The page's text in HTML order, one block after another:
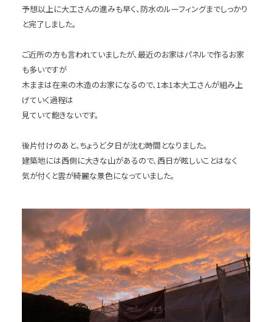
予想以上に大工さんの進みも早く、防水のルーフィングまでしっかり
と完了しました。
ご近所の方も言われていましたが、最近のお家はパネルで作るお家
も多いですが
木ままは在来の木造のお家になるので、1本1本大工さんが組み上
げていく過程は
見ていて飽きないです。
後片付けのあと、ちょうど夕日が沈む時間となりました。
建築地には西側に大きな山があるので、西日が眩しいことはなく
気が付くと雲が綺麗な景色になっていました。